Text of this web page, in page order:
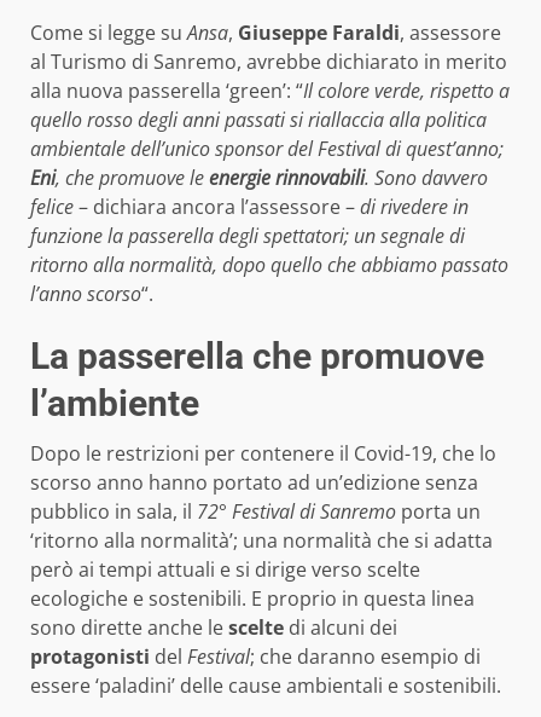
Come si legge suAnsa, Giuseppe Faraldi, assessore
al Turismo di Sanremo, avrebbe dichiarato in merito
alla nuova passerella ‘green’: “Il colore verde, rispetto a
quello rosso degli anni passati si riallaccia alla politica
ambientale dell’unico sponsor del Festival di quest’anno;
Eni, che promuove leenergie rinnovabili. Sono davvero
felice– dichiara ancora l’assessore –di rivedere in
funzione la passerella degli spettatori; un segnale di
ritorno alla normalità, dopo quello che abbiamo passato
l’anno scorso“.
La passerella che promuove
l’ambiente
Dopo le restrizioni per contenere il Covid-19, che lo
scorso anno hanno portato ad un’edizione senza
pubblico in sala, il 72° Festival di Sanremo porta un
‘ritorno alla normalità’; una normalità che si adatta
però ai tempi attuali e si dirige verso scelte
ecologiche e sostenibili. E proprio in questa linea
sono dirette anche lescelte di alcuni dei
protagonisti del Festival; che daranno esempio di
essere ‘paladini’ delle cause ambientali e sostenibili.